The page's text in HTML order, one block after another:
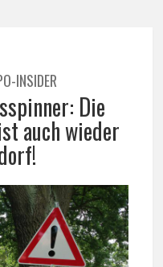
INSIDER
Die
auch wieder